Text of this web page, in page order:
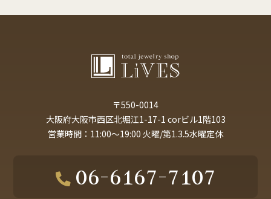
〒550-0014
大阪府大阪市西区北堀江1-17-1 corビル1階103
営業時間：11:00～19:00 火曜/第1.3.5水曜定休
06-6167-7107